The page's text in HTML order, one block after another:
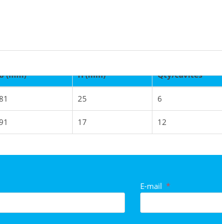
(mm) H (mm) Qty/cavites
25 6
17 12
eingestuft
E-mail *